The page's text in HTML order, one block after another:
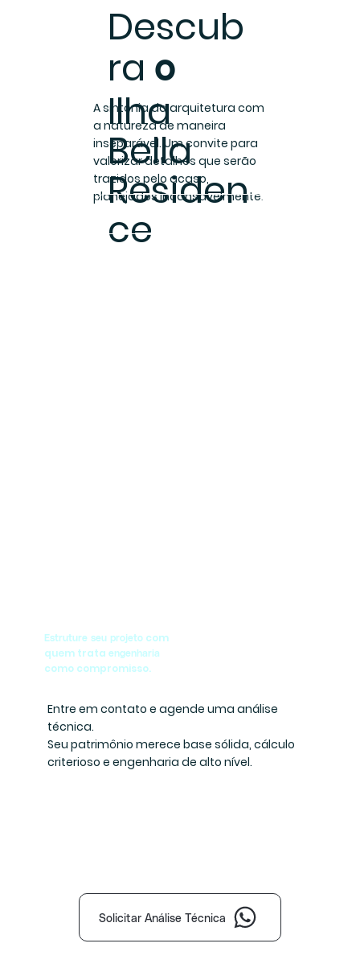
Descub
ra o
Ilha
Bella
Residen
ce
A sintonia da arquitetura com
a natureza de maneira
inseparável. Um convite para
valorizar detalhes que serão
trazidos pelo acaso,
planejados incansavelmente.​
Estruture seu projetocom
quem trata engenharia
como compromisso.
Entre em contato e agende uma análise
técnica.
Seu patrimônio merece base sólida, cálculo
criterioso e engenharia de alto nível.
Solicitar Análise Técnica